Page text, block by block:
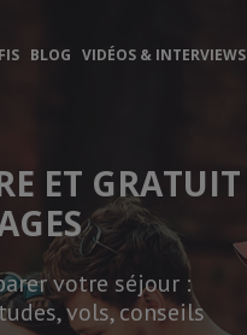
BLOG VIDÉOS & INTERVIEWS
ET GRATUIT
votre séjour :
vols, conseils